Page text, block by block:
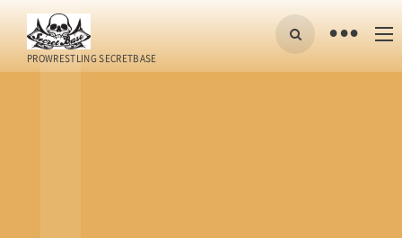
PROWRESTLING SECRETBASE
•